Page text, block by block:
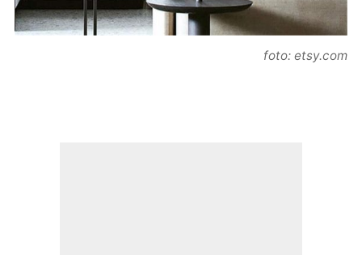
foto: etsy.com